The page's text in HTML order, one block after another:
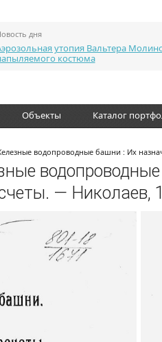
дня
утопия Вальтера
костюма
Объекты Каталог
водопроводные башни : Их
— Николаев,